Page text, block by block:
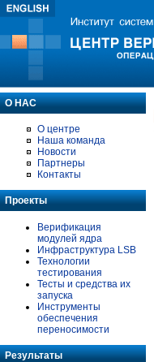
О НАС
О центре
Наша команда
Новости
Партнеры
Контакты
Проекты
Верификация
модулей ядра
Инфраструктура LSB
Технологии
тестирования
Тесты и средства их
запуска
Инструменты
обеспечения
переносимости
Результаты